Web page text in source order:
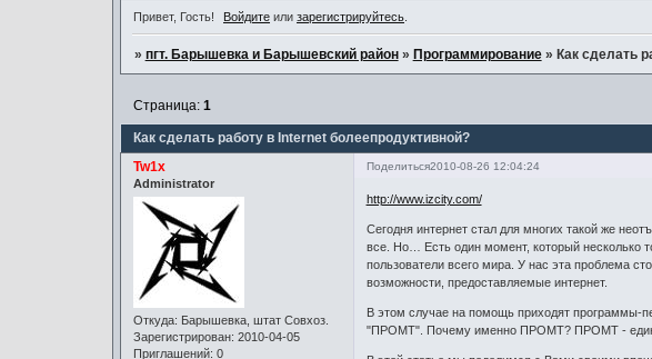
Привет, Гость! Войдите илизарегистрируйтесь
» пгт. Барышевка и Барышевский район » Программирование » Как сделать
Как сделать работу в Internet болеепродуктивной?
Страница: 1
Поделиться2010-08-26 12:04:24
Tw1x
Administrator
Откуда: Барышевка, штат Совхоз.
Зарегистрирован: 2010-04-05
Приглашений: 0
http://www.izcity.com/
Сегодня интернет стал для многих такой же
все. Но… Есть один момент, который несколько
пользователи всего мира. У нас эта проблема
возможности, предоставляемые интернет.
В этом случае на помощь приходят программы-
"ПРОМТ". Почему именно ПРОМТ? ПРОМТ -